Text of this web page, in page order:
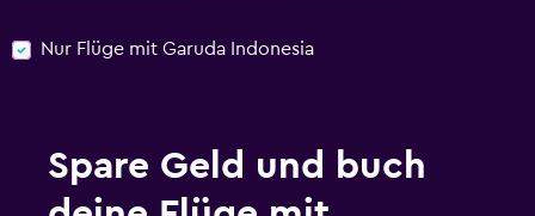
Nur Flüge mit Garuda Indonesia
Spare Geld und buch